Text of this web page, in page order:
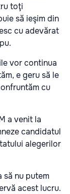
toţi
să ieşim din
cu adevărat
vor continua
e geru să le
cu
a venit la
candidatul
alegerilor
să nu putem
acest lucru.